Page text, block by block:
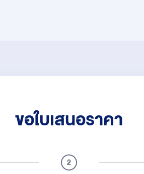
ขอใบเสนอราคา
2